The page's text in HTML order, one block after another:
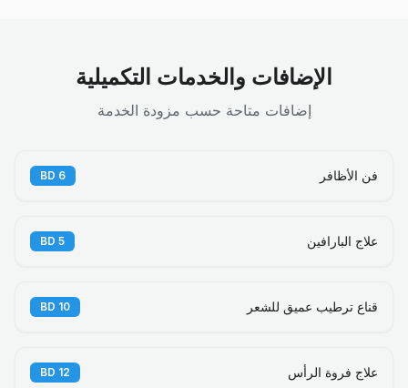
الإضافات والخدمات التكميلية
إضافات متاحة حسب مزودة الخدمة
فن الأظافر 6
BD
علاج البارافين 5
BD
قناع ترطيب عميق للشعر 10
BD
علاج فروة الرأس 12
BD